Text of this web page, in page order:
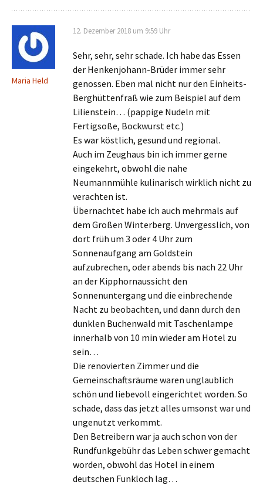
Maria Held
12. Dezember 2018 um 9:59 Uhr
Sehr, sehr, sehr schade. Ich habe das Essen
der Henkenjohann-Brüder immer sehr
genossen. Eben mal nicht nur den Einheits-
Berghüttenfraß wie zum Beispiel auf dem
Lilienstein… (pappige Nudeln mit
Fertigsoße, Bockwurst etc.)
Es war köstlich, gesund und regional.
Auch im Zeughaus bin ich immer gerne
eingekehrt, obwohl die nahe
Neumannmühle kulinarisch wirklich nicht zu
verachten ist.
Übernachtet habe ich auch mehrmals auf
dem Großen Winterberg. Unvergesslich, von
dort früh um 3 oder 4 Uhr zum
Sonnenaufgang am Goldstein
aufzubrechen, oder abends bis nach 22 Uhr
an der Kipphornaussicht den
Sonnenuntergang und die einbrechende
Nacht zu beobachten, und dann durch den
dunklen Buchenwald mit Taschenlampe
innerhalb von 10 min wieder am Hotel zu
sein…
Die renovierten Zimmer und die
Gemeinschaftsräume waren unglaublich
schön und liebevoll eingerichtet worden. So
schade, dass das jetzt alles umsonst war und
ungenutzt verkommt.
Den Betreibern war ja auch schon von der
Rundfunkgebühr das Leben schwer gemacht
worden, obwohl das Hotel in einem
deutschen Funkloch lag…